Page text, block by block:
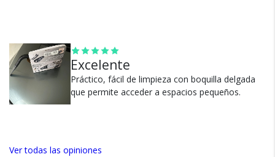
Excelente
Práctico, fácil de limpieza con boquilla delgada
que permite acceder a espacios pequeños.
Ver todas las opiniones
positivos en todos nuestros
productos.
Seguro de cobertura en tus
envíos.